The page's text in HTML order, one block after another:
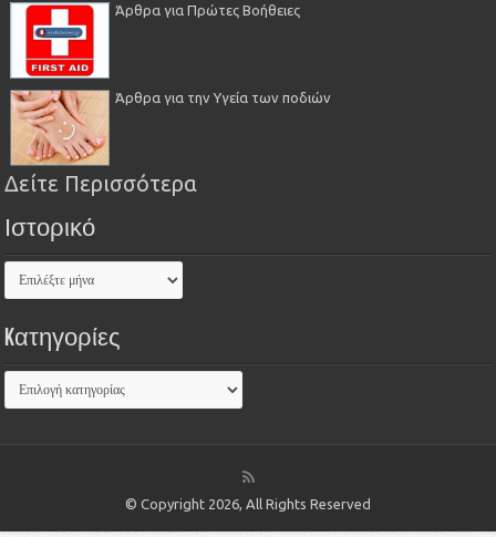
Άρθρα για Πρώτες Βοήθειες
Άρθρα για την Υγεία των ποδιών
Δείτε Περισσότερα
Ιστορικό
Kατηγορίες
© Copyright 2026, All Rights Reserved